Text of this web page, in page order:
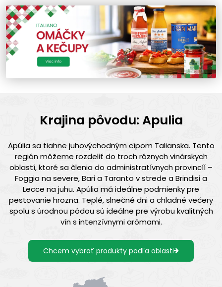
Krajina pôvodu: Apulia
Apúlia sa tiahne juhovýchodným cípom Talianska. Tento
región môžeme rozdeliť do troch rôznych vinárskych
oblastí, ktoré sa členia do administratívnych provincíí –
Foggia na severe, Bari a Taranto v strede a Brindisi a
Lecce na juhu. Apúlia má ideálne podmienky pre
pestovanie hrozna. Teplé, slnečné dni a chladné večery
spolu s úrodnou pôdou sú ideálne pre výrobu kvalitných
vín s intenzívnymi arómami.
Chcem vybrať produkty podľa oblasti